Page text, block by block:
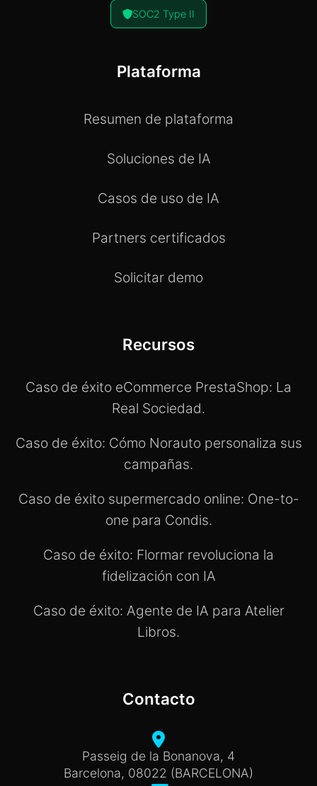
SOC2 Type II
Plataforma
Resumen de plataforma
Soluciones de IA
Casos de uso de IA
Partners certificados
Solicitar demo
Recursos
Caso de éxito eCommerce PrestaShop: La
Real Sociedad.
Caso de éxito: Cómo Norauto personaliza sus
campañas.
Caso de éxito supermercado online: One-to-
one para Condis.
Caso de éxito: Flormar revoluciona la
fidelización con IA
Caso de éxito: Agente de IA para Atelier
Libros.
Contacto
Passeig de la Bonanova, 4
Barcelona, 08022 (BARCELONA)